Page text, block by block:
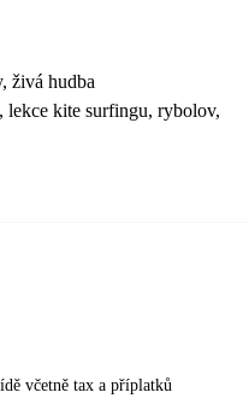
živá hudba
kite surfingu, rybolov,
včetně tax a příplatků